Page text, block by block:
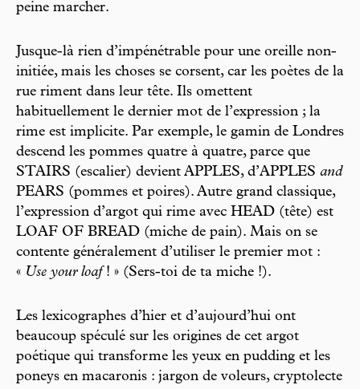
peine marcher.
Jusque-là rien d’impénétrable pour une oreille non-
initiée, mais les choses se corsent, car les poètes de la
rue riment dans leur tête. Ils omettent
habituellement le dernier mot de l’expression ; la
rime est implicite. Par exemple, le gamin de Londres
descend les pommes quatre à quatre, parce que
STAIRS (escalier) devient APPLES, d’APPLES and
PEARS (pommes et poires). Autre grand classique,
l’expression d’argot qui rime avec HEAD (tête) est
LOAF OF BREAD (miche de pain). Mais on se
contente généralement d’utiliser le premier mot :
« Use your loaf! » (Sers-toi de ta miche !).
Les lexicographes d’hier et d’aujourd’hui ont
beaucoup spéculé sur les origines de cet argot
poétique qui transforme les yeux en pudding et les
poneys en macaronis : jargon de voleurs, cryptolecte